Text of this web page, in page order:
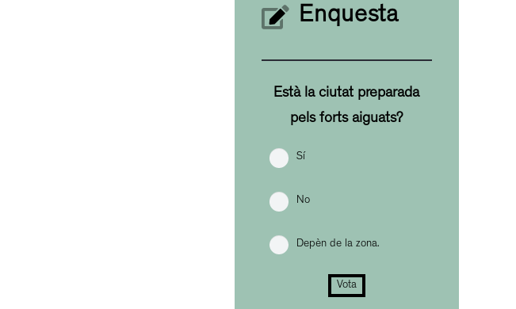
Enquesta
Està la ciutat preparada
pels forts aiguats?
Sí
No
Depèn de la zona.
Vota